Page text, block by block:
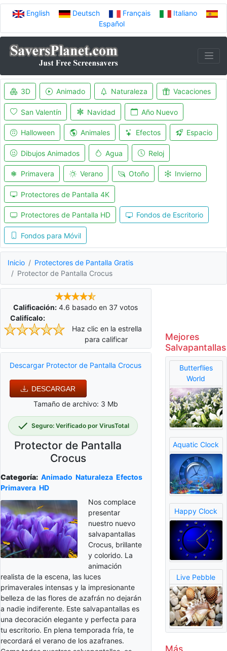
English Deutsch Français
Italiano
Español
3D Animado Naturaleza Vacaciones
San Valentín Navidad Año Nuevo
Halloween Animales Efectos Espacio
Dibujos Animados Agua Reloj
Primavera Verano Otoño Invierno
Protectores de Pantalla 4K
Protectores de Pantalla HD Fondos de Escritorio
Fondos para Móvil
Inicio
Protectores de Pantalla Gratis
Protector de Pantalla Crocus
Calificación: 4.6 basado en 37 votos
Califícalo:
Haz clic en la estrella
para calificar
Descargar Protector de Pantalla Crocus
DESCARGAR
Tamaño de archivo: 3 Mb
Seguro: Verificado por VirusTotal
Protector de Pantalla
Crocus
Categoría: Animado Naturaleza Efectos
Primavera HD
Nos complace
presentar
nuestro nuevo
salvapantallas
Crocus, brillante
y colorido. La
animación
realista de la escena, las luces
primaverales intensas y la impresionante
belleza de las flores de azafrán no dejarán
a nadie indiferente. Este salvapantallas es
una decoración elegante y perfecta para
tu escritorio. En plena temporada fría, te
recordará el verano de los azafranes.
Mejores
Salvapantallas
Butterflies
World
Aquatic Clock
Happy Clock
Live Pebble
Más